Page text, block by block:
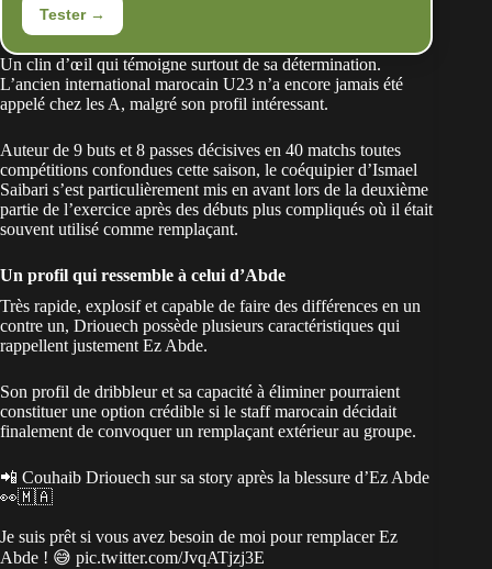
Tester →
Un clin d’œil qui témoigne surtout de sa détermination.
L’ancien international marocain U23 n’a encore jamais été
appelé chez les A, malgré son profil intéressant.
Auteur de 9 buts et 8 passes décisives en 40 matchs toutes
compétitions confondues cette saison, le coéquipier d’Ismael
Saibari s’est particulièrement mis en avant lors de la deuxième
partie de l’exercice après des débuts plus compliqués où il était
souvent utilisé comme remplaçant.
Un profil qui ressemble à celui d’Abde
Très rapide, explosif et capable de faire des différences en un
contre un, Driouech possède plusieurs caractéristiques qui
rappellent justement Ez Abde.
Son profil de dribbleur et sa capacité à éliminer pourraient
constituer une option crédible si le staff marocain décidait
finalement de convoquer un remplaçant extérieur au groupe.
📲 Couhaib Driouech sur sa story après la blessure d’Ez Abde
👀🇲🇦
Je suis prêt si vous avez besoin de moi pour remplacer Ez
Abde ! 😅 pic.twitter.com/JvqATjzj3E